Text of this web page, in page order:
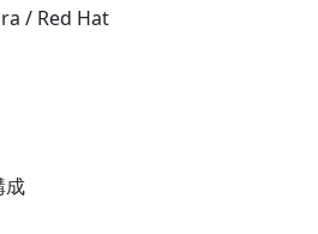
/ Red Hat
成